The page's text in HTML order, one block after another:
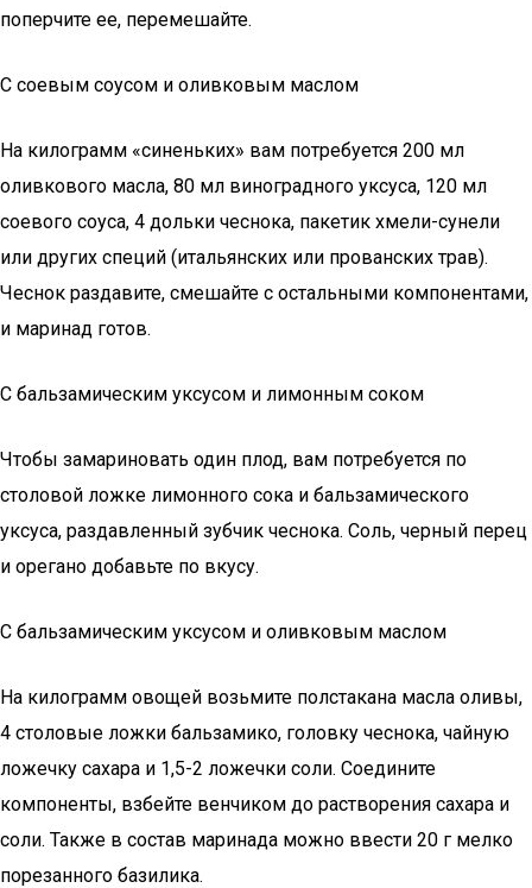
поперчите ее, перемешайте.
С соевым соусом и оливковым маслом
На килограмм «синеньких» вам потребуется 200 мл
оливкового масла, 80 мл виноградного уксуса, 120 мл
соевого соуса, 4 дольки чеснока, пакетик хмели-сунели
или других специй (итальянских или прованских трав).
Чеснок раздавите, смешайте с остальными компонентами,
и маринад готов.
С бальзамическим уксусом и лимонным соком
Чтобы замариновать один плод, вам потребуется по
столовой ложке лимонного сока и бальзамического
уксуса, раздавленный зубчик чеснока. Соль, черный перец
и орегано добавьте по вкусу.
С бальзамическим уксусом и оливковым маслом
На килограмм овощей возьмите полстакана масла оливы,
4 столовые ложки бальзамико, головку чеснока, чайную
ложечку сахара и 1,5-2 ложечки соли. Соедините
компоненты, взбейте венчиком до растворения сахара и
соли. Также в состав маринада можно ввести 20 г мелко
порезанного базилика.